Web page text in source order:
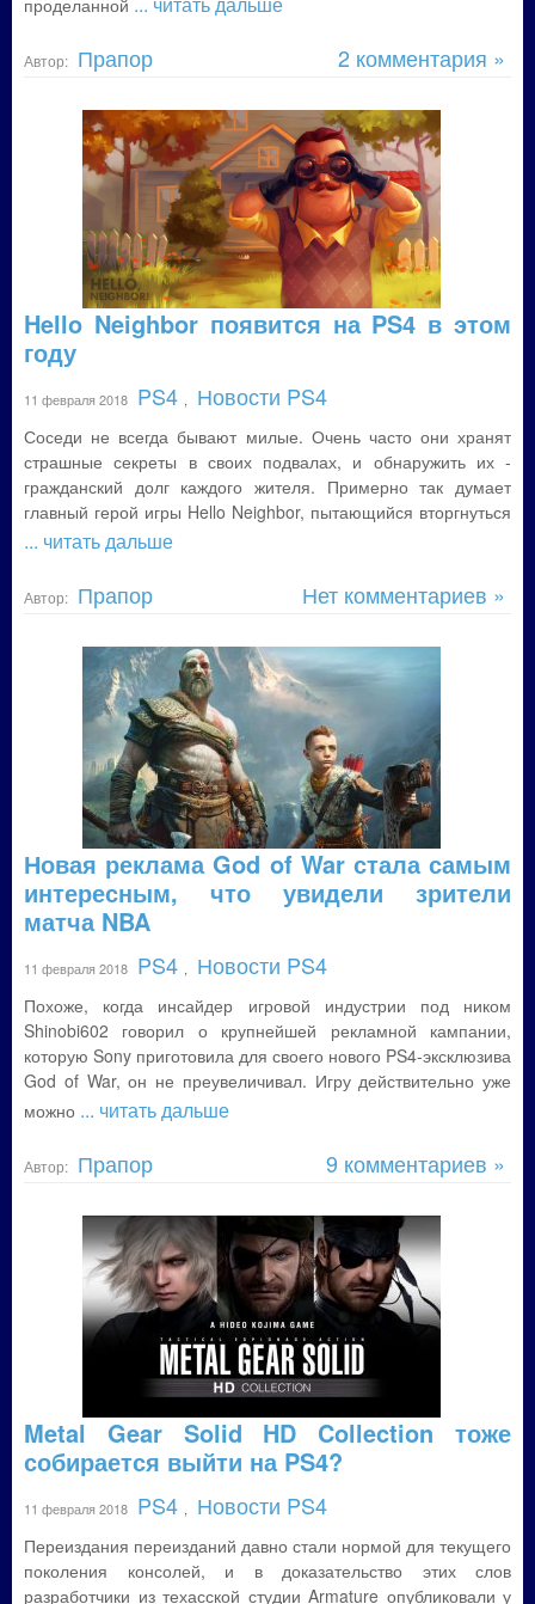
проделанной
Автор: Прапор 2 комментария »
Hello Neighbor появится на PS4 в этом
году
11 февраля 2018 PS4 Новости PS4
Соседи не всегда бывают милые. Очень часто они хранят
страшные секреты в своих подвалах, и обнаружить их -
гражданский долг каждого жителя. Примерно так думает
главный герой игры Hello Neighbor, пытающийся вторгнуться
... читать дальше
Автор: Прапор Нет комментариев »
Новая реклама God of War стала самым
интересным, что увидели зрители
матча NBA
11 февраля 2018 PS4 Новости PS4
Похоже, когда инсайдер игровой индустрии под ником
Shinobi602 говорил о крупнейшей рекламной кампании,
которую Sony приготовила для своего нового PS4-эксклюзива
God of War, он не преувеличивал. Игру действительно уже
можно ... читать дальше
Автор: Прапор 9 комментариев »
Metal Gear Solid HD Collection тоже
собирается выйти на PS4?
11 февраля 2018 PS4 Новости PS4
Переиздания переизданий давно стали нормой для текущего
поколения консолей, и в доказательство этих слов
разработчики из техасской студии Armature опубликовали у